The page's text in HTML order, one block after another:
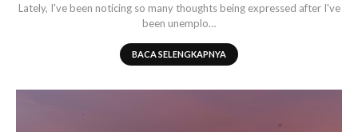
Lately, I've been noticing so many thoughts being expressed after I've
been unemplo…
BACA SELENGKAPNYA